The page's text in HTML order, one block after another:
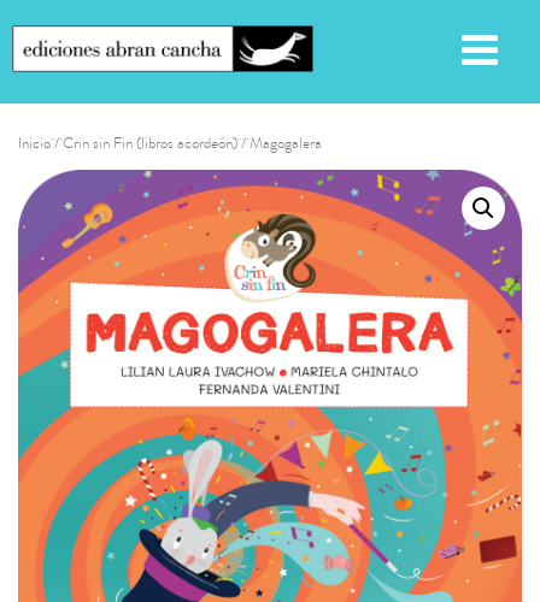
Inicio/Crin sin Fin (libros acordeón)/ Magogalera